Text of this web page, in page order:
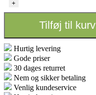
+
Tilføj til kurv
Hurtig levering
Gode priser
30 dages returret
Nem og sikker betaling
Venlig kundeservice